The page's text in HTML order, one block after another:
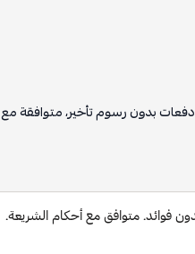
دفعات بدون رسوم تأخير، متوافقة مع